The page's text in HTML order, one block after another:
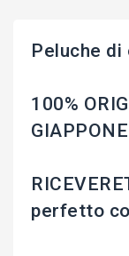
Peluche
100%
GIAPPONE
perfetto